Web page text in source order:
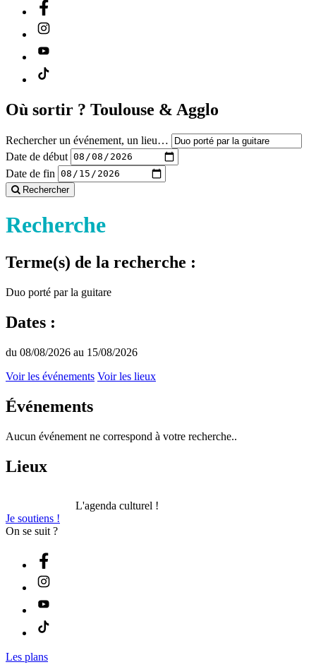
Où sortir ? Toulouse & Agglo
Rechercher un événement, un lieu…
Date de début
Date de fin
Rechercher
Recherche
Terme(s) de la recherche :
Duo porté par la guitare
Dates :
du 08/08/2026 au 15/08/2026
Voir les événements Voir les lieux
Événements
Aucun événement ne correspond à votre recherche..
Lieux
L'agenda culturel !
Je soutiens !
On se suit ?
Les plans